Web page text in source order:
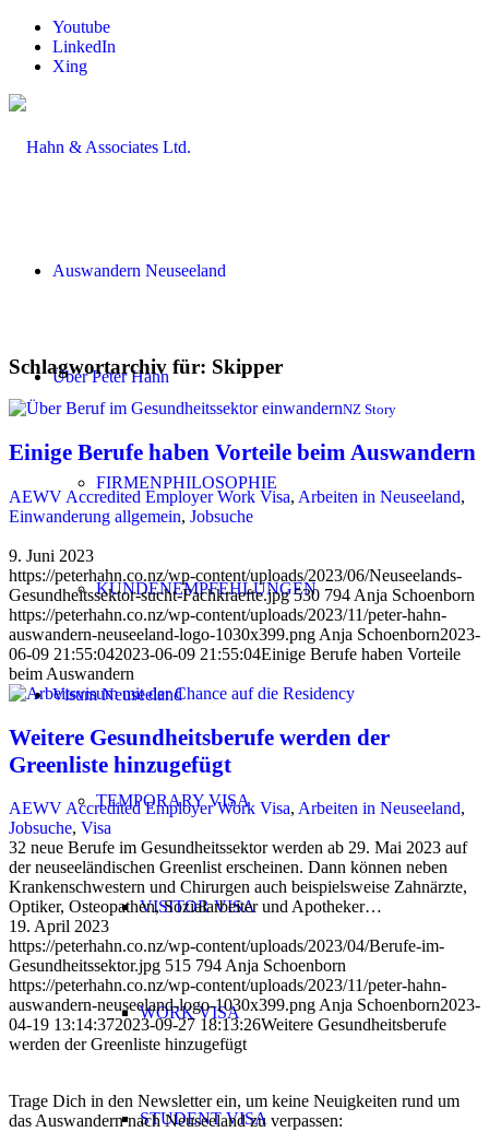
Youtube
LinkedIn
Xing
Auswandern Neuseeland
Über Peter Hahn
FIRMENPHILOSOPHIE
KUNDENEMPFEHLUNGEN
Visum Neuseeland
TEMPORARY VISA
VISITOR VISA
WORK VISA
STUDENT VISA
Schlagwortarchiv für: Skipper
NZ Story
Einige Berufe haben Vorteile beim Auswandern
AEWV Accredited Employer Work Visa, Arbeiten in Neuseeland,
Einwanderung allgemein, Jobsuche
9. Juni 2023
https://peterhahn.co.nz/wp-content/uploads/2023/06/Neuseelands-
Gesundheitssektor-sucht-Fachkraefte.jpg 530 794 Anja Schoenborn
https://peterhahn.co.nz/wp-content/uploads/2023/11/peter-hahn-
auswandern-neuseeland-logo-1030x399.png Anja Schoenborn2023-
06-09 21:55:042023-06-09 21:55:04Einige Berufe haben Vorteile
beim Auswandern
Weitere Gesundheitsberufe werden der
Greenliste hinzugefügt
AEWV Accredited Employer Work Visa, Arbeiten in Neuseeland,
Jobsuche, Visa
32 neue Berufe im Gesundheitssektor werden ab 29. Mai 2023 auf
der neuseeländischen Greenlist erscheinen. Dann können neben
Krankenschwestern und Chirurgen auch beispielsweise Zahnärzte,
Optiker, Osteopathen, Sozialarbeiter und Apotheker…
19. April 2023
https://peterhahn.co.nz/wp-content/uploads/2023/04/Berufe-im-
Gesundheitssektor.jpg 515 794 Anja Schoenborn
https://peterhahn.co.nz/wp-content/uploads/2023/11/peter-hahn-
auswandern-neuseeland-logo-1030x399.png Anja Schoenborn2023-
04-19 13:14:372023-09-27 18:13:26Weitere Gesundheitsberufe
werden der Greenliste hinzugefügt
Trage Dich in den Newsletter ein, um keine Neuigkeiten rund um
das Auswandern nach Neuseeland zu verpassen: